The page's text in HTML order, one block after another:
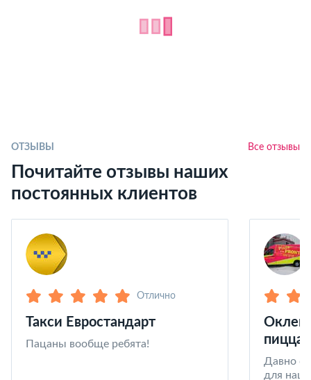
ОТЗЫВЫ Все отзывы
Почитайте отзывы наших
постоянных клиентов
Отлично
Такси Евростандарт
Пацаны вообще ребята!
пицца
Давно
для